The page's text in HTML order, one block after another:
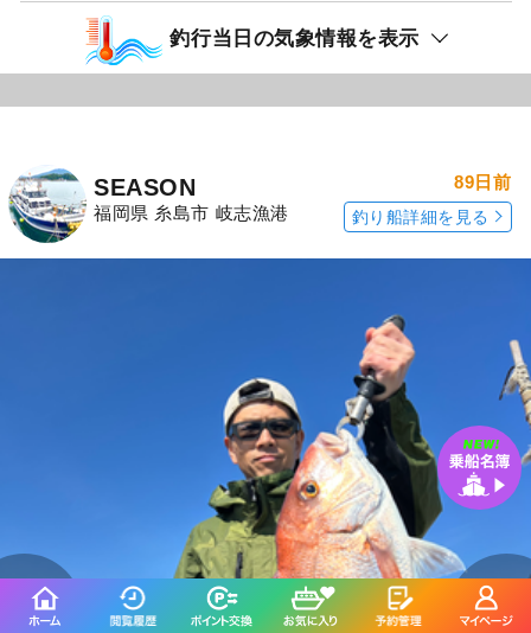
釣行当日の気象情報を表示
SEASON
福岡県 糸島市 岐志漁港
89日前
釣り船詳細を見る